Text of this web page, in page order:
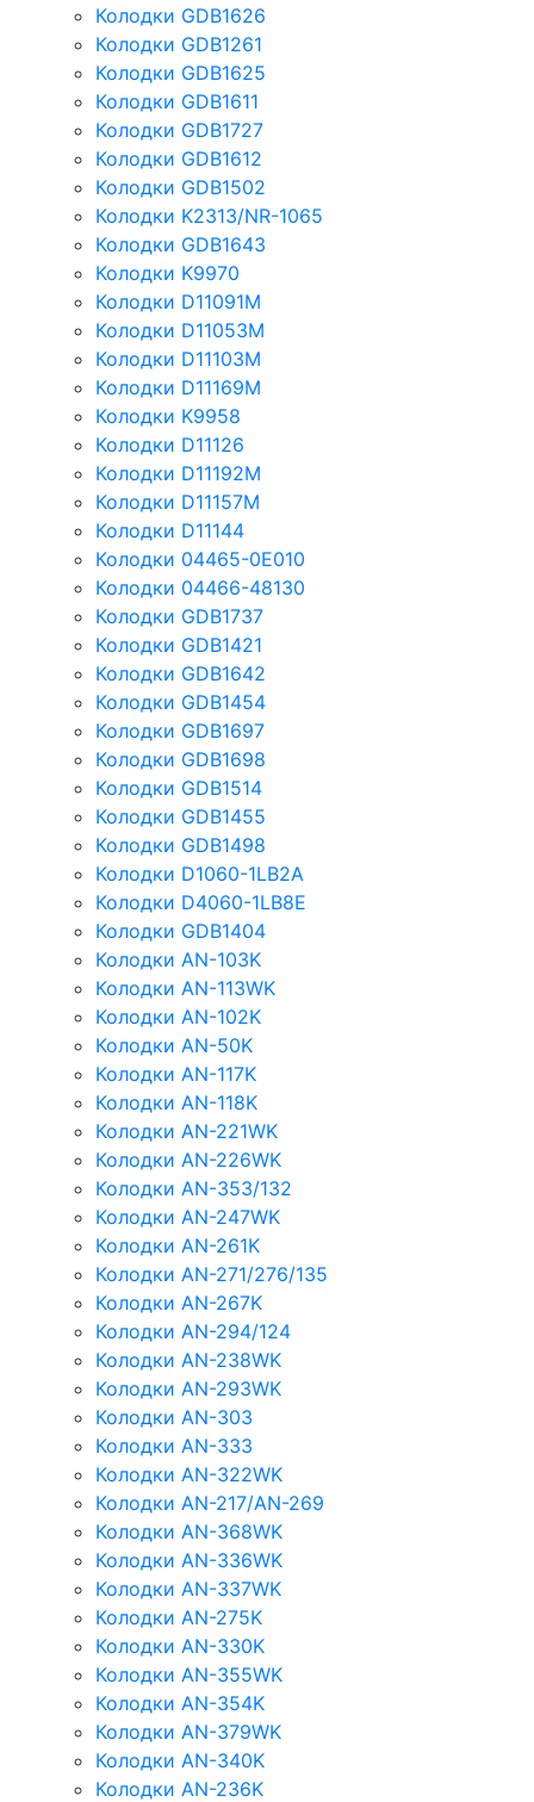
Колодки GDB1626
Колодки GDB1261
Колодки GDB1625
Колодки GDB1611
Колодки GDB1727
Колодки GDB1612
Колодки GDB1502
Колодки K2313/NR-1065
Колодки GDB1643
Колодки K9970
Колодки D11091M
Колодки D11053M
Колодки D11103M
Колодки D11169M
Колодки K9958
Колодки D11126
Колодки D11192M
Колодки D11157M
Колодки D11144
Колодки 04465-0E010
Колодки 04466-48130
Колодки GDB1737
Колодки GDB1421
Колодки GDB1642
Колодки GDB1454
Колодки GDB1697
Колодки GDB1698
Колодки GDB1514
Колодки GDB1455
Колодки GDB1498
Колодки D1060-1LB2A
Колодки D4060-1LB8E
Колодки GDB1404
Колодки AN-103K
Колодки AN-113WK
Колодки AN-102K
Колодки AN-50K
Колодки AN-117K
Колодки AN-118K
Колодки AN-221WK
Колодки AN-226WK
Колодки AN-353/132
Колодки AN-247WK
Колодки AN-261K
Колодки AN-271/276/135
Колодки AN-267K
Колодки AN-294/124
Колодки AN-238WK
Колодки AN-293WK
Колодки AN-303
Колодки AN-333
Колодки AN-322WK
Колодки AN-217/AN-269
Колодки AN-368WK
Колодки AN-336WK
Колодки AN-337WK
Колодки AN-275K
Колодки AN-330K
Колодки AN-355WK
Колодки AN-354K
Колодки AN-379WK
Колодки AN-340K
Колодки AN-236K